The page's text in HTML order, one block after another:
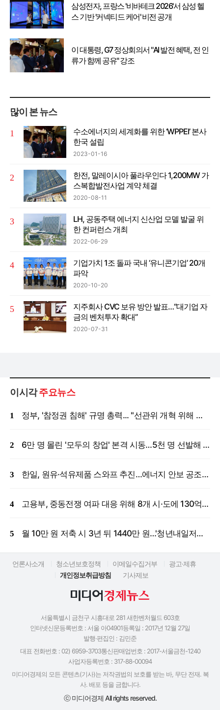
삼성전자, 프랑스 '비바테크 2026'서 삼성 헬
스 기반 '커넥티드 케어' 비전 공개
이 대통령, G7 정상회의서 "AI 발전 혜택, 전 인
류가 함께 공유" 강조
많이 본 뉴스
수소에너지의 세계화를 위한 ‘WPPEI’ 본사
한국 설립
2023-01-16
한전, 말레이시아 풀라우인다 1,200MW 가
스복합발전사업 계약 체결
2020-08-11
LH, 공동주택 에너지 신산업 모델 발굴 위
한 컨퍼런스 개최
2022-06-29
기업가치 1조 돌파 국내 ‘유니콘기업’ 20개
파악
2020-10-20
지주회사 CVC 보유 방안 발표…“대기업 자
금의 벤처투자 확대”
2020-07-31
이시각주요뉴스
정부, '참정권 침해' 규명 총력... "선관위 개혁 위해 국정조사 등 모든 조치"
6만 명 몰린 '모두의 창업' 본격 시동…5천 명 선발해 밀착 지원
한일, 원유·석유제품 스와프 추진…에너지 안보 공조 강화
고용부, 중동전쟁 여파 대응 위해 8개 시·도에 130억 원 긴급 투입
월 10만 원 저축 시 3년 뒤 1440만 원…'청년내일저축계좌' 신규 모집
언론사소개 청소년보호정책 이메일수집거부
광고·제휴
개인정보취급방침
기사제보
서울특별시 금천구 시흥대로 281 새한벤처월드 603호
인터넷신문등록번호 : 서울 아04901등록일 : 2017년 12월 27일
발행·편집인 : 김민준
대표 전화번호 : 02) 6959-3703통신판매업번호 : 2017-서울금천-1240
사업자등록번호 : 317-88-00094
미디어경제의 모든 콘텐츠(기사)는 저작권법의 보호를 받는 바, 무단 전재. 복
사. 배포 등을 금합니다.
ⓒ 미디어경제 All rights reserved.